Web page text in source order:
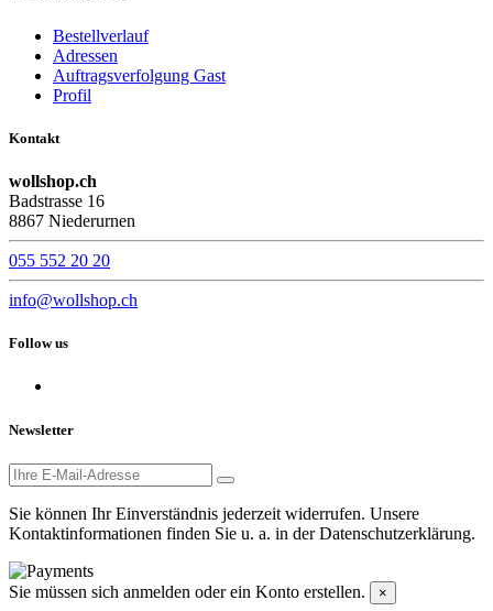
Bestellverlauf
Adressen
Auftragsverfolgung Gast
Profil
Kontakt
wollshop.ch
Badstrasse 16
8867 Niederurnen
055 552 20 20
info@wollshop.ch
Follow us
Newsletter
Sie können Ihr Einverständnis jederzeit widerrufen. Unsere
Kontaktinformationen finden Sie u. a. in der Datenschutzerklärung.
Sie müssen sich anmelden oder ein Konto erstellen. ×